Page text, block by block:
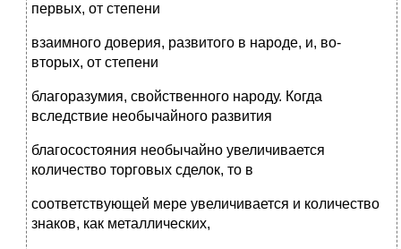
первых, от степени
взаимного доверия, развитого в народе, и, во-
вторых, от степени
благоразумия, свойственного народу. Когда
вследствие необычайного развития
благосостояния необычайно увеличивается
количество торговых сделок, то в
соответствующей мере увеличивается и количество
знаков, как металлических,